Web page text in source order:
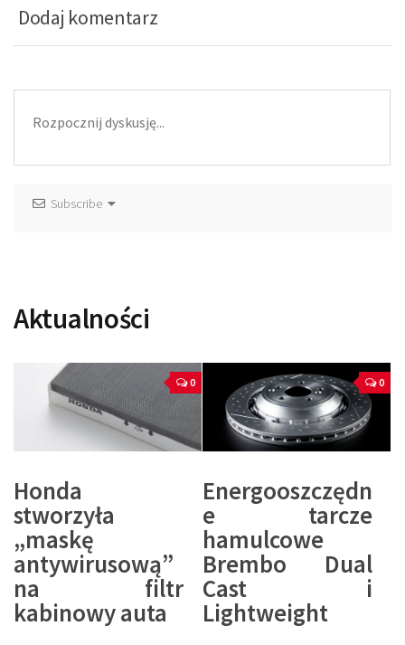
Dodaj komentarz
Subscribe
Aktualności
0
Honda
stworzyła
„maskę
antywirusową”
na filtr
kabinowy auta
0
Energooszczędn
e tarcze
hamulcowe
Brembo Dual
Cast i
Lightweight